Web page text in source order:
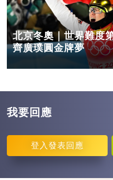
北京冬奧｜世界難度
齊廣璞圓金牌夢
我要回應
登入 發表回應